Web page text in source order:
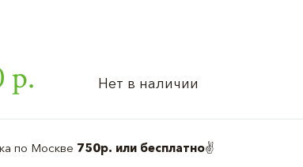
р. Нет в наличии
по Москве 750р. или бесплатно✌️